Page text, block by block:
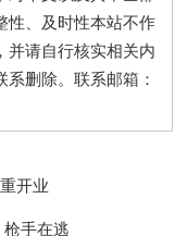
性、及时性本站不作
并请自行核实相关内
删除。联系邮箱：
开业
手在逃